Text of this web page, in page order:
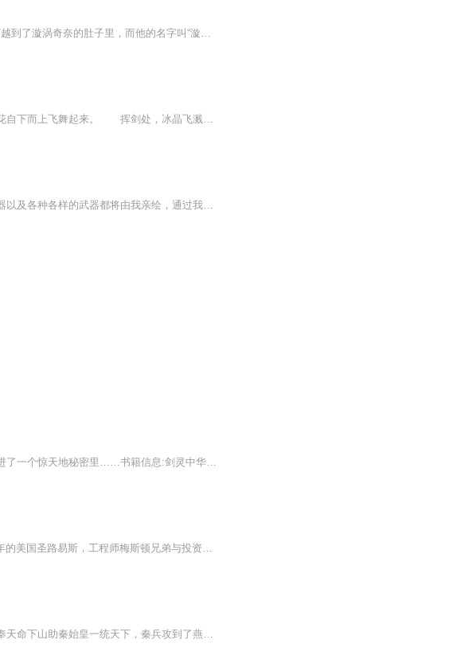
一个零散的看过一些‘火影忍者’动画，而没有看过漫画的人穿越了，他穿越到了漩涡奇奈的肚子里，而他的名字叫“漩涡鸣人”，接着他成为了九尾人柱力。接下来他经历了和原著中鸣人同样的童年。那么结果会怎么样？火影忍者的世界在主角出现后会不会产生什么...
凉山之巅，风浪狂涌，烟雾缭绕之中，一男子舞动长剑，引得漫天雪花自下而上飞舞起来。 挥剑处，冰晶飞溅，击中不远处银装素裹的松柏，枝叶悸动，落下团团绒球，而未等其下落，却又被另一道剑锋击中，化作一片虚无。
本专辑主要讲述了《南瓜王国》中的各种武器，神剑、拔刀剑、红石武器以及各种各样的武器都将由我亲绘，通过我的讲解带您走进极限大陆的武器世界！本专辑每天必更，里面还有《南瓜王国》独家爆料、剧情透露等，千万不要错过！有什么建议欢迎私信发给我！有...
常一平、韩泽宣和蔡文思在蔡母的带领下来到了河南旅游，缺不想被卷进了一个惊天地秘密里……书籍信息:剑灵中华（主播原创）内容重点:玄幻的情节、科普的故事推荐人群:小学生更新频率：不定（原稿谱写中更新较慢，请原谅）（要是支持我的神秘岛的话，我会多...
日更5集，不定期爆更！订阅可以收到更新提醒哦~ 【内容简介】 1890年的美国圣路易斯，工程师梅斯顿兄弟与投资人艾默生法官联手创立了艾默生电气制造公司。他们凭借天才般的创造力与敏锐的商业嗅觉，将初创的小型电气设备一步步推向市场巅峰。然而，当公司...
《万仙斗法兴秦传》又叫《锋剑春秋》等等很多名字，主要讲的是王翦奉天命下山助秦始皇一统天下，秦兵攻到了燕国，孙膑的父亲孙操，两位哥哥孙龙和孙虎，一家三口、父子三人都丧命在王翦之手。眼见着燕国朝不保夕，孙膑的母亲燕丹宫主命孙燕突围到天台山天...